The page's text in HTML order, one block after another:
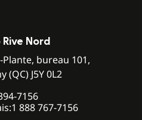
Rive Nord
Plante, bureau 101,
(QC) J5Y 0L2
7156
1 888 767-7156